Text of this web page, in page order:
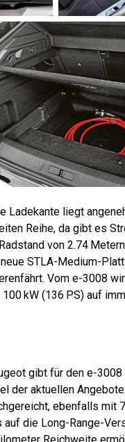
liegt
Reihe, da gibt es
von 2.74
STLA-Medium-
Vom e-3008
kW (136 PS) auf
gibt für den e-
der aktuellen
ebenfalls mit
die Long-Range-